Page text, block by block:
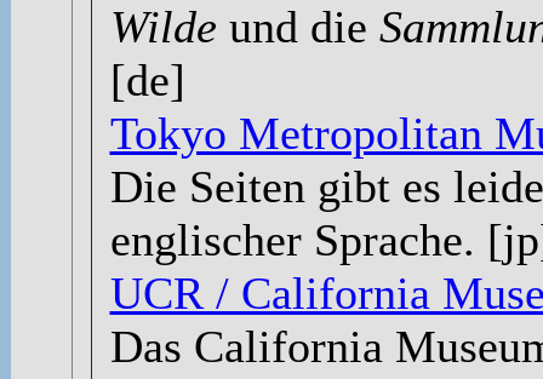
Wilde und die
[de]
Tokyo Metropolitan
Die Seiten gibt es
englischer Sprache.
UCR / California
Das California